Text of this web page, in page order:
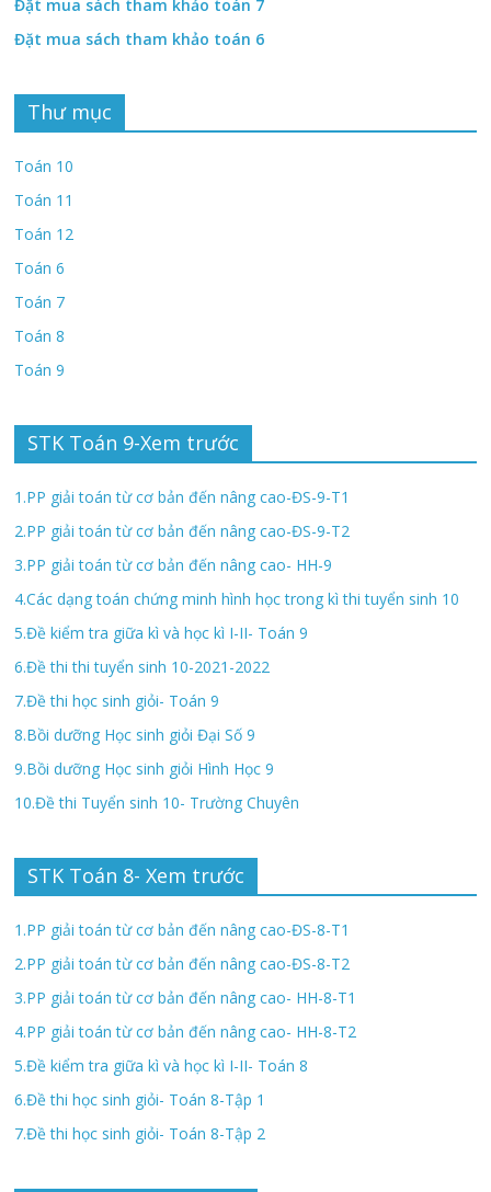
Đặt mua sách tham khảo toán 7
Đặt mua sách tham khảo toán 6
Thư mục
Toán 10
Toán 11
Toán 12
Toán 6
Toán 7
Toán 8
Toán 9
STK Toán 9-Xem trước
1.PP giải toán từ cơ bản đến nâng cao-ĐS-9-T1
2.PP giải toán từ cơ bản đến nâng cao-ĐS-9-T2
3.PP giải toán từ cơ bản đến nâng cao- HH-9
4.Các dạng toán chứng minh hình học trong kì thi tuyển sinh 10
5.Đề kiểm tra giữa kì và học kì I-II- Toán 9
6.Đề thi thi tuyển sinh 10-2021-2022
7.Đề thi học sinh giỏi- Toán 9
8.Bồi dưỡng Học sinh giỏi Đại Số 9
9.Bồi dưỡng Học sinh giỏi Hình Học 9
10.Đề thi Tuyển sinh 10- Trường Chuyên
STK Toán 8- Xem trước
1.PP giải toán từ cơ bản đến nâng cao-ĐS-8-T1
2.PP giải toán từ cơ bản đến nâng cao-ĐS-8-T2
3.PP giải toán từ cơ bản đến nâng cao- HH-8-T1
4.PP giải toán từ cơ bản đến nâng cao- HH-8-T2
5.Đề kiểm tra giữa kì và học kì I-II- Toán 8
6.Đề thi học sinh giỏi- Toán 8-Tập 1
7.Đề thi học sinh giỏi- Toán 8-Tập 2